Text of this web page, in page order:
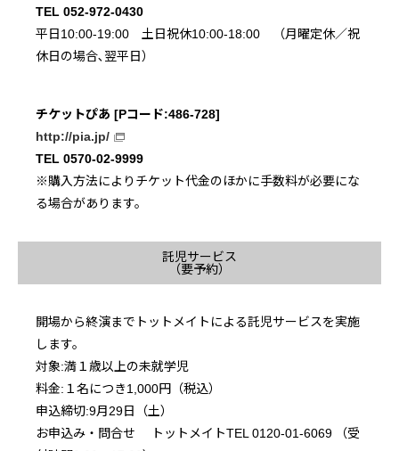
TEL 052-972-0430
平日10:00-19:00 土日祝休10:00-18:00 （月曜定休／祝
休日の場合､翌平日）
チケットぴあ [Pコード:486-728]
http://pia.jp/
TEL 0570-02-9999
※購入方法によりチケット代金のほかに手数料が必要にな
る場合があります。
託児サービス
（要予約）
開場から終演までトットメイトによる託児サービスを実施
します。
対象:満１歳以上の未就学児
料金:１名につき1,000円（税込）
申込締切:9月29日（土）
お申込み・問合せ トットメイトTEL 0120-01-6069 （受